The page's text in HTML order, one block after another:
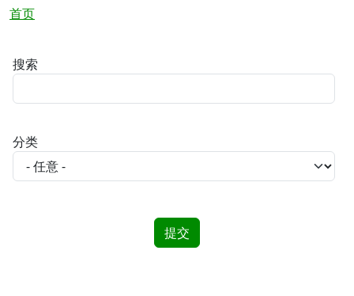
面包屑
首页
搜索
分类